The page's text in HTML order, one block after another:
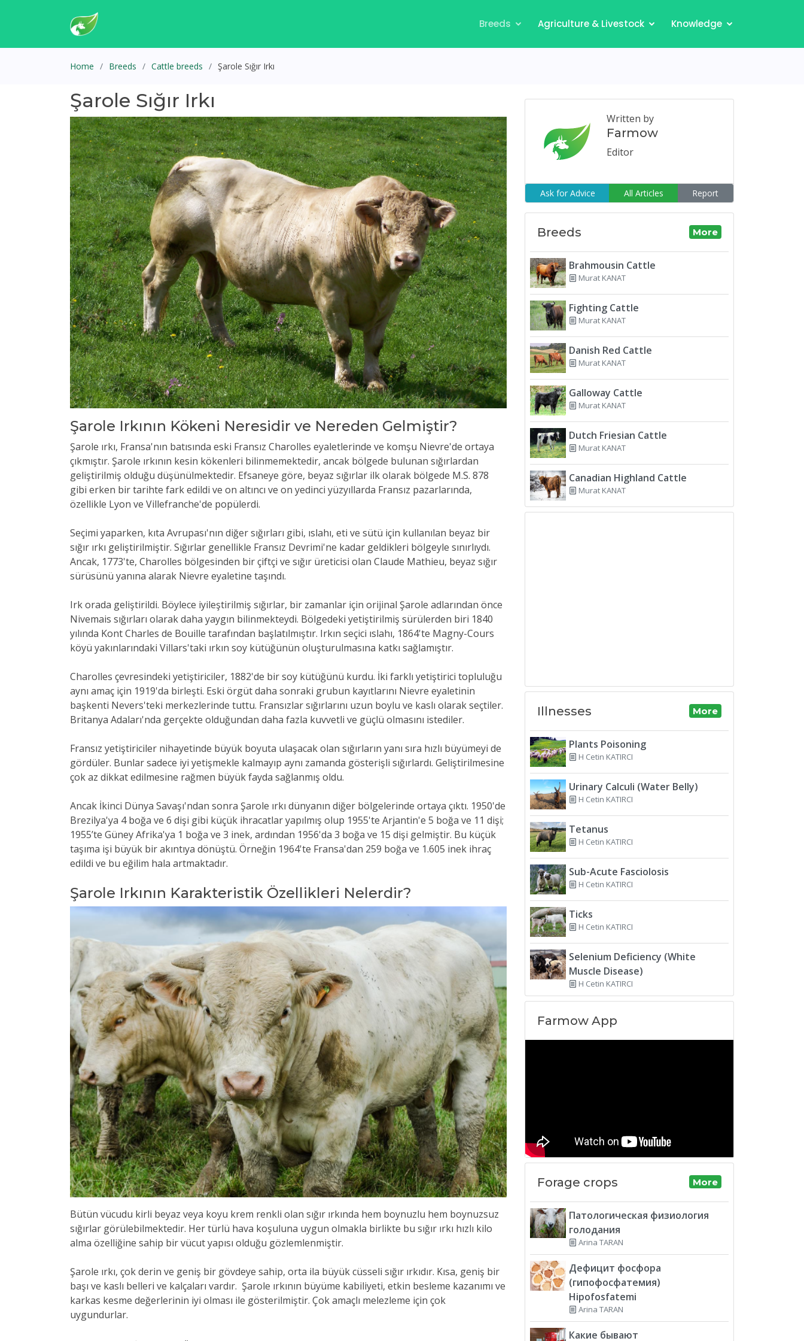
Breeds Agriculture & Livestock Knowledge
Home Breeds Cattle breeds Şarole Sığır Irkı
Şarole Sığır Irkı
Şarole Irkının Kökeni Neresidir ve Nereden Gelmiştir?
Şarole ırkı, Fransa'nın batısında eski Fransız Charolles eyaletlerinde ve komşu Nievre'de ortaya
çıkmıştır. Şarole ırkının kesin kökenleri bilinmemektedir, ancak bölgede bulunan sığırlardan
geliştirilmiş olduğu düşünülmektedir. Efsaneye göre, beyaz sığırlar ilk olarak bölgede M.S. 878
gibi erken bir tarihte fark edildi ve on altıncı ve on yedinci yüzyıllarda Fransız pazarlarında,
özellikle Lyon ve Villefranche'de popülerdi.
Seçimi yaparken, kıta Avrupası'nın diğer sığırları gibi, ıslahı, eti ve sütü için kullanılan beyaz bir
sığır ırkı geliştirilmiştir. Sığırlar genellikle Fransız Devrimi'ne kadar geldikleri bölgeyle sınırlıydı.
Ancak, 1773'te, Charolles bölgesinden bir çiftçi ve sığır üreticisi olan Claude Mathieu, beyaz sığır
sürüsünü yanına alarak Nievre eyaletine taşındı.
Irk orada geliştirildi. Böylece iyileştirilmiş sığırlar, bir zamanlar için orijinal Şarole adlarından önce
Nivemais sığırları olarak daha yaygın bilinmekteydi. Bölgedeki yetiştirilmiş sürülerden biri 1840
yılında Kont Charles de Bouille tarafından başlatılmıştır. Irkın seçici ıslahı, 1864'te Magny-Cours
köyü yakınlarındaki Villars'taki ırkın soy kütüğünün oluşturulmasına katkı sağlamıştır.
Charolles çevresindeki yetiştiriciler, 1882'de bir soy kütüğünü kurdu. İki farklı yetiştirici topluluğu
aynı amaç için 1919'da birleşti. Eski örgüt daha sonraki grubun kayıtlarını Nievre eyaletinin
başkenti Nevers'teki merkezlerinde tuttu. Fransızlar sığırlarını uzun boylu ve kaslı olarak seçtiler.
Britanya Adaları'nda gerçekte olduğundan daha fazla kuvvetli ve güçlü olmasını istediler.
Fransız yetiştiriciler nihayetinde büyük boyuta ulaşacak olan sığırların yanı sıra hızlı büyümeyi de
gördüler. Bunlar sadece iyi yetişmekle kalmayıp aynı zamanda gösterişli sığırlardı. Geliştirilmesine
çok az dikkat edilmesine rağmen büyük fayda sağlanmış oldu.
Ancak İkinci Dünya Savaşı'ndan sonra Şarole ırkı dünyanın diğer bölgelerinde ortaya çıktı. 1950'de
Brezilya'ya 4 boğa ve 6 dişi gibi küçük ihracatlar yapılmış olup 1955'te Arjantin'e 5 boğa ve 11 dişi;
1955’te Güney Afrika'ya 1 boğa ve 3 inek, ardından 1956'da 3 boğa ve 15 dişi gelmiştir. Bu küçük
taşıma işi büyük bir akıntıya dönüştü. Örneğin 1964'te Fransa'dan 259 boğa ve 1.605 inek ihraç
edildi ve bu eğilim hala artmaktadır.
Şarole Irkının Karakteristik Özellikleri Nelerdir?
Bütün vücudu kirli beyaz veya koyu krem renkli olan sığır ırkında hem boynuzlu hem boynuzsuz
sığırlar görülebilmektedir. Her türlü hava koşuluna uygun olmakla birlikte bu sığır ırkı hızlı kilo
alma özelliğine sahip bir vücut yapısı olduğu gözlemlenmiştir.
Şarole ırkı, çok derin ve geniş bir gövdeye sahip, orta ila büyük cüsseli sığır ırkıdır. Kısa, geniş bir
başı ve kaslı belleri ve kalçaları vardır. Şarole ırkının büyüme kabiliyeti, etkin besleme kazanımı ve
karkas kesme değerlerinin iyi olması ile gösterilmiştir. Çok amaçlı melezleme için çok
uygundurlar.
Written by
Farmow
Editor
Ask for Advice All Articles Report
Breeds More
Brahmousin Cattle
Murat KANAT
Fighting Cattle
Murat KANAT
Danish Red Cattle
Murat KANAT
Galloway Cattle
Murat KANAT
Dutch Friesian Cattle
Murat KANAT
Canadian Highland Cattle
Murat KANAT
Illnesses More
Plants Poisoning
H Cetin KATIRCI
Urinary Calculi (Water Belly)
H Cetin KATIRCI
Tetanus
H Cetin KATIRCI
Sub-Acute Fasciolosis
H Cetin KATIRCI
Ticks
H Cetin KATIRCI
Selenium Deficiency (White
Muscle Disease)
H Cetin KATIRCI
Farmow App
Forage crops More
Патологическая физиология
голодания
Arina TARAN
Дефицит фосфора
(гипофосфатемия)
Hipofosfatemi
Arina TARAN
Какие бывают